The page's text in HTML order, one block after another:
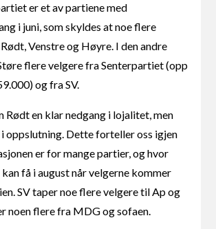
er et av partiene med
i juni, som skyldes at noe flere
Venstre og Høyre. I den andre
flere velgere fra Senterpartiet (opp
og fra SV.
Rødt en klar nedgang i lojalitet, men
oppslutning. Dette forteller oss igjen
er for mange partier, og hvor
få i august når velgerne kommer
SV taper noe flere velgere til Ap og
noen flere fra MDG og sofaen.